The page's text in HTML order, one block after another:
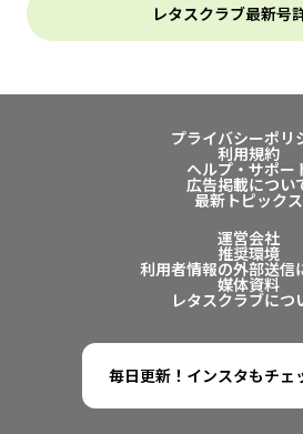
レタスクラブ最新号
プライバシーポリ
利用規約
ヘルプ・サポー
広告掲載につい
最新トピックス
運営会社
推奨環境
利用者情報の外部送信
媒体資料
レタスクラブにつ
毎日更新！インスタもチェ